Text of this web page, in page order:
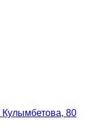
Кулымбетова, 80